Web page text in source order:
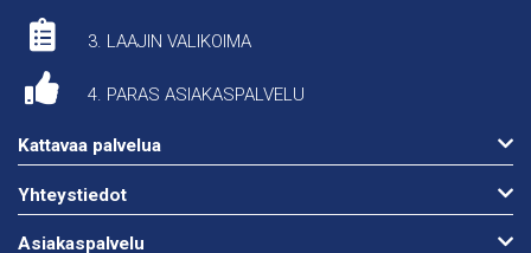
3. LAAJIN VALIKOIMA
4. PARAS ASIAKASPALVELU
Kattavaa palvelua
Yhteystiedot
Asiakaspalvelu